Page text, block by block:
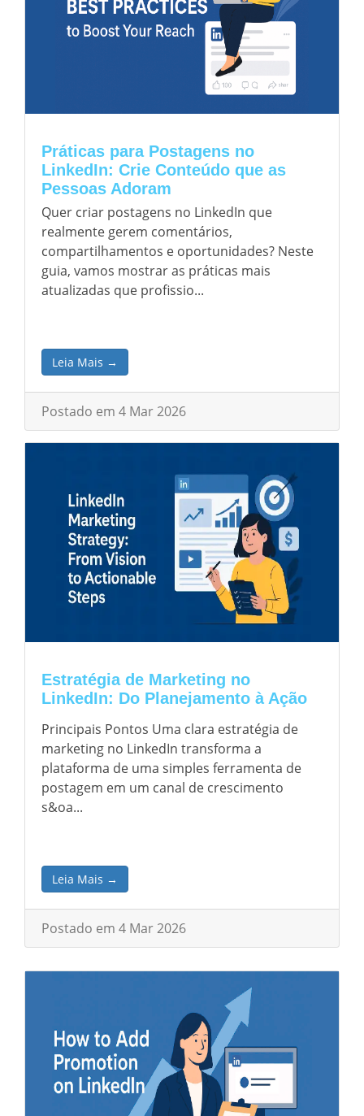
Práticas para Postagens no
LinkedIn: Crie Conteúdo que as
Pessoas Adoram
Quer criar postagens no LinkedIn que
realmente gerem comentários,
compartilhamentos e oportunidades? Neste
guia, vamos mostrar as práticas mais
atualizadas que profissio...
Leia Mais →
Postado em 4 Mar 2026
Estratégia de Marketing no
LinkedIn: Do Planejamento à Ação
Principais Pontos Uma clara estratégia de
marketing no LinkedIn transforma a
plataforma de uma simples ferramenta de
postagem em um canal de crescimento
s&oa...
Leia Mais →
Postado em 4 Mar 2026